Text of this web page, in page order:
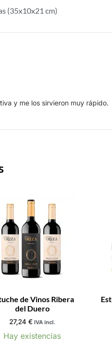
(35x10x21 cm)
y me los sirvieron muy rápido.
de Vinos Ribera
del Duero
27,24 € IVA incl.
Hay existencias